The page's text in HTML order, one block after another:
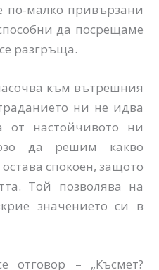
по-малко привързани
да посрещаме
разгръща.
към вътрешния
ни не идва
от настойчивото ни
да решим какво
спокоен, защото
Той позволява на
значението си в
отговор – „Късмет?